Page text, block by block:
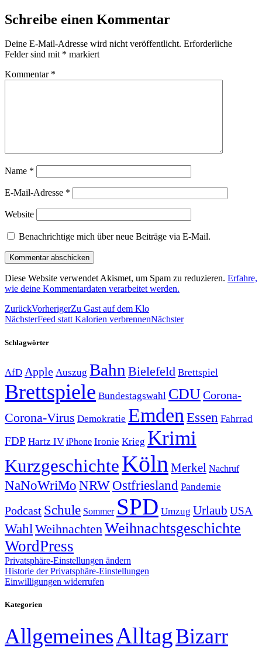
Schreibe einen Kommentar
Deine E-Mail-Adresse wird nicht veröffentlicht. Erforderliche
Felder sind mit * markiert
Kommentar *
Name *
E-Mail-Adresse *
Website
Benachrichtige mich über neue Beiträge via E-Mail.
Diese Website verwendet Akismet, um Spam zu reduzieren. Erfahre,
wie deine Kommentardaten verarbeitet werden.
ZurückVorherigerZu Gast auf dem Klo
NächsterFeed statt Kalorien verbrennenNächster
Schlagwörter
AfD Apple Auszug Bahn Bielefeld Brettspiel
Brettspiele Bundestagswahl CDUCorona-
Corona-Virus Demokratie Emden Essen Fahrrad
FDP Hartz IV iPhone Ironie Krieg Krimi
KurzgeschichteKöln Merkel Nachruf
NaNoWriMo NRWOstfriesland Pandemie
Podcast Schule Sommer SPD Umzug Urlaub USA
Wahl Weihnachten Weihnachtsgeschichte
WordPress
Privatsphäre-Einstellungen ändern
Historie der Privatsphäre-Einstellungen
Einwilligungen widerrufen
Kategorien
AllgemeinesAlltagBizarr